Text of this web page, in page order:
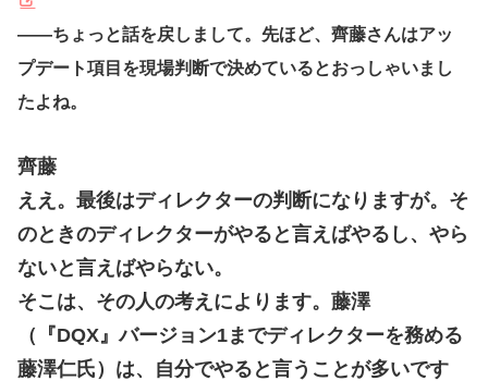
――ちょっと話を戻しまして。先ほど、齊藤さんはアッ
プデート項目を現場判断で決めているとおっしゃいまし
たよね。
齊藤
ええ。最後はディレクターの判断になりますが。そ
のときのディレクターがやると言えばやるし、やら
ないと言えばやらない。
そこは、その人の考えによります。藤澤
（『DQX』バージョン1までディレクターを務める
藤澤仁氏）は、自分でやると言うことが多いです